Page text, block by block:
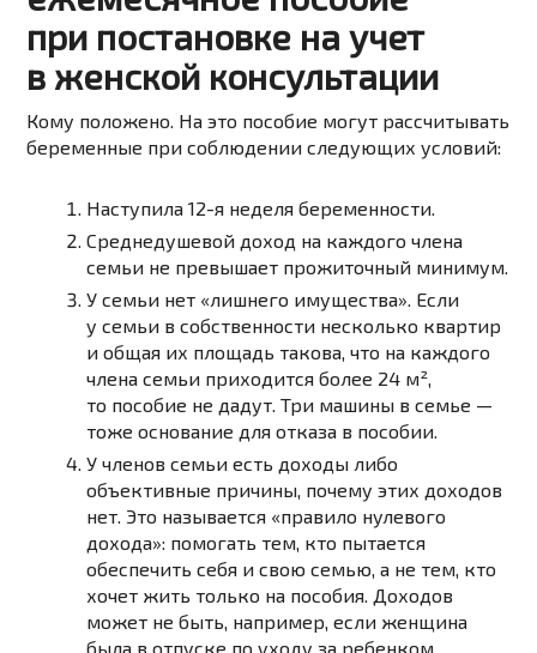
при постановке на учет
в женской консультации
Кому положено. На это пособие могут рассчитывать
беременные при соблюдении следующих условий:
Наступила12-я неделя беременности.
Среднедушевой доход на каждого члена
семьи не превышает прожиточный минимум.
У семьи нет «лишнего имущества». Если
у семьи в собственности несколько квартир
и общая их площадь такова, что на каждого
члена семьи приходится более 24 м²,
то пособие не дадут. Три машины в семье —
тоже основание для отказа в пособии.
У членов семьи есть доходы либо
объективные причины, почему этих доходов
нет. Это называется «правило нулевого
дохода»: помогать тем, кто пытается
обеспечить себя и свою семью, а не тем, кто
хочет жить только на пособия. Доходов
может не быть, например, если женщина
была в отпуске по уходу за ребенком